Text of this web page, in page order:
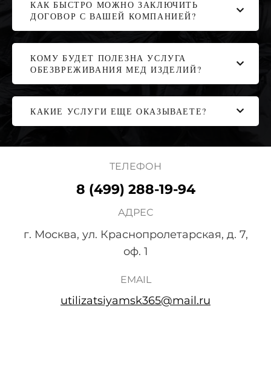
КАК БЫСТРО МОЖНО ЗАКЛЮЧИТЬ
ДОГОВОР С ВАШЕЙ КОМПАНИЕЙ?
КОМУ БУДЕТ ПОЛЕЗНА УСЛУГА
ОБЕЗВРЕЖИВАНИЯ МЕД ИЗДЕЛИЙ?
КАКИЕ УСЛУГИ ЕЩЕ ОКАЗЫВАЕТЕ?
ТЕЛЕФОН
8 (499) 288-19-94
АДРЕС
г. Москва, ул. Краснопролетарская, д. 7,
оф. 1
EMAIL
utilizatsiyamsk365@mail.ru